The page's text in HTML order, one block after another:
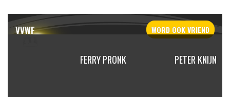
VVWF WORD OOKVRIEND
FERRY PRONK PETER KNIJN